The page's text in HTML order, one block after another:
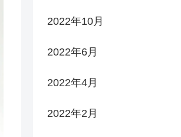
2022年10月
2022年6月
2022年4月
2022年2月